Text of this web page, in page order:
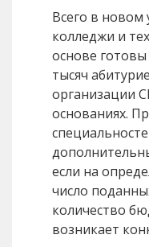
Всего в новом
колледжи и
основе
тысяч
организации
основаниях.
если на
число
количество
возникает